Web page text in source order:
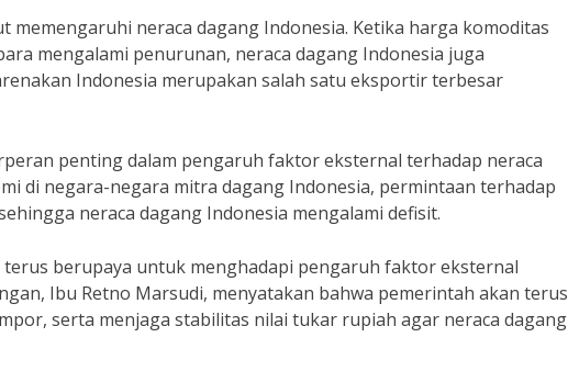
neraca dagang Indonesia. Ketika harga komoditas
mengalami penurunan, neraca dagang Indonesia juga
Indonesia merupakan salah satu eksportir terbesar
penting dalam pengaruh faktor eksternal terhadap neraca
di negara-negara mitra dagang Indonesia, permintaan terhadap
neraca dagang Indonesia mengalami defisit.
berupaya untuk menghadapi pengaruh faktor eksternal
Ibu Retno Marsudi, menyatakan bahwa pemerintah akan terus
serta menjaga stabilitas nilai tukar rupiah agar neraca dagang